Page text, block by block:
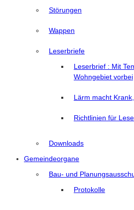
Störungen
Wappen
Leserbriefe
Leserbrief : Mit
Wohngebiet vorbei
Lärm macht
Richtlinien für
Downloads
Gemeindeorgane
Bau- und
Protokolle